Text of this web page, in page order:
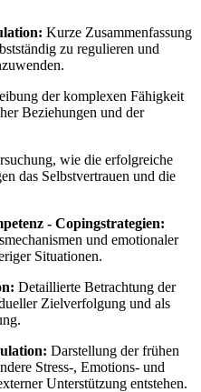
Kurze Zusammenfassung
zu regulieren und
der komplexen Fähigkeit
Beziehungen und der
wie die erfolgreiche
das Selbstvertrauen und die
- Copingstrategien:
und emotionaler
Situationen.
Detaillierte Betrachtung der
Zielverfolgung und als
Darstellung der frühen
Stress-, Emotions- und
Unterstützung entstehen.